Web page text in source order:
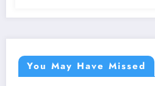
You May Have Missed